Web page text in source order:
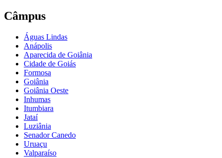
Câmpus
Águas Lindas
Anápolis
Aparecida de Goiânia
Cidade de Goiás
Formosa
Goiânia
Goiânia Oeste
Inhumas
Itumbiara
Jataí
Luziânia
Senador Canedo
Uruaçu
Valparaíso